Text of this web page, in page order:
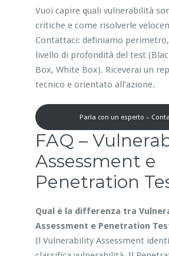
Vuoi capire quali vulnerabilità
critiche e come risolverle
Contattaci: definiamo
livello di profondità del test
Box, White Box). Riceverai un
tecnico e orientato all’azione.
Parla con un esperto –
FAQ –
Assessment e
Penetration
Qual è la differenza tra
Assessment e Penetration
Il Vulnerability Assessment